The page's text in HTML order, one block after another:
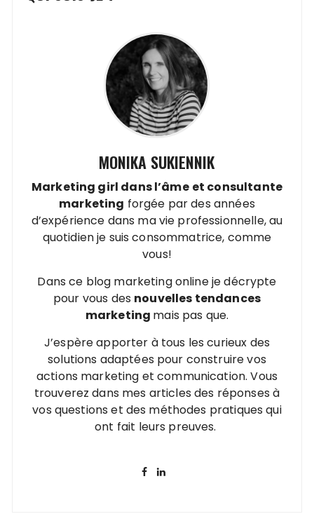
MONIKA SUKIENNIK
Marketing girl dans l’âme et consultante
marketing forgée par des années
d’expérience dans ma vie professionnelle, au
quotidien je suis consommatrice, comme
vous!
Dans ce blog marketing online je décrypte
pour vous des nouvelles tendances
marketing mais pas que.
J’espère apporter à tous les curieux des
solutions adaptées pour construire vos
actions marketing et communication. Vous
trouverez dans mes articles des réponses à
vos questions et des méthodes pratiques qui
ont fait leurs preuves.